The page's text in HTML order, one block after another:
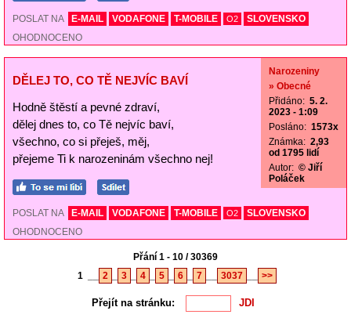
POSLAT NA E-MAIL VODAFONE T-MOBILE O2
SLOVENSKO
OHODNOCENO
DĚLEJ TO, CO TĚ NEJVÍC BAVÍ
Hodně štěstí a pevné zdraví,
dělej dnes to, co Tě nejvíc baví,
všechno, co si přeješ, měj,
přejeme Ti k narozeninám všechno nej!
Narozeniny
» Obecné
Přidáno: 5. 2.
2023 - 1:09
Posláno: 1573x
Známka: 2,93
od 1795 lidí
Autor: © Jiří
Poláček
POSLAT NA E-MAIL VODAFONE T-MOBILE O2
SLOVENSKO
OHODNOCENO
Přání 1 - 10 / 30369
1
2 3 4 5 6 7 3037 >>
Přejít na stránku: